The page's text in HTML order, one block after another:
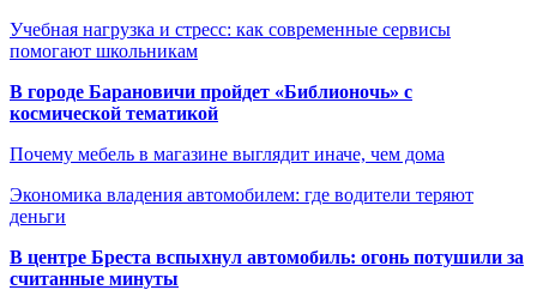
Учебная нагрузка и стресс: как современные сервисы
помогают школьникам
В городе Барановичи пройдет «Библионочь» с
космической тематикой
Почему мебель в магазине выглядит иначе, чем дома
Экономика владения автомобилем: где водители теряют
деньги
В центре Бреста вспыхнул автомобиль: огонь потушили за
считанные минуты